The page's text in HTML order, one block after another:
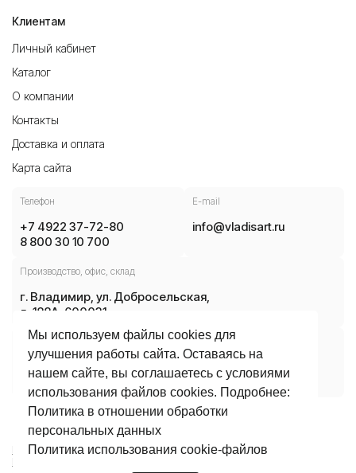
Клиентам
Личный кабинет
Каталог
О компании
Контакты
Доставка и оплата
Карта сайта
Телефон
+7 4922 37-72-80
8 800 30 10 700
E-mail
info@vladisart.ru
Производство, офис, склад
г. Владимир, ул. Добросельская,
д. 188А, 600031
Часы работы
ПН-ЧТ 08:30 — 17:30
ПТ 08:30 — 16:15
© 2026 АО «Владисарт». Все права защищены.
Политика в отношении обработки персональных данных
Мы используем файлы cookies для
улучшения работы сайта. Оставаясь на
нашем сайте, вы соглашаетесь с условиями
использования файлов cookies. Подробнее:
Политика в отношении обработки
персональных данных
Политика использования сookie-файлов